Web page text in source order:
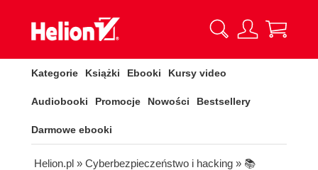
Kategorie Książki Ebooki Kursy video
Audiobooki Promocje Nowości Bestsellery
Darmowe ebooki
Helion.pl » Cyberbezpieczeństwo i hacking » 📚